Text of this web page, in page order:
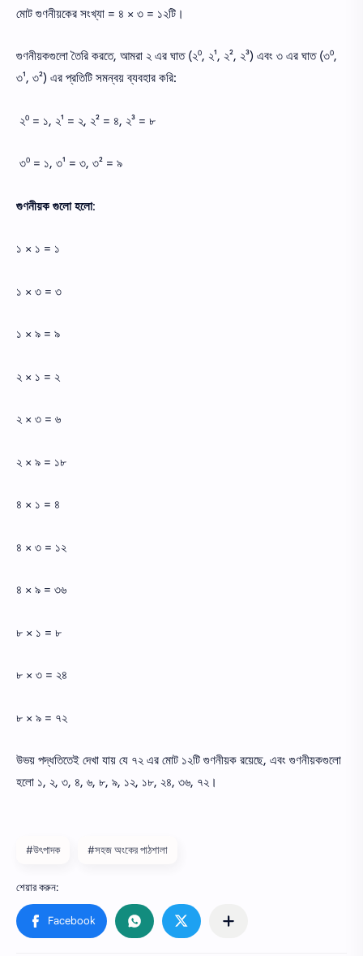
মোট গুণনীয়কের সংখ্যা = ৪ × ৩ = ১২টি।
গুণনীয়কগুলো তৈরি করতে, আমরা ২ এর ঘাত (২⁰, ২¹, ২², ২³) এবং ৩ এর ঘাত (৩⁰,
৩¹, ৩²) এর প্রতিটি সমন্বয় ব্যবহার করি:
২⁰ = ১, ২¹ = ২, ২² = ৪, ২³ = ৮
৩⁰ = ১, ৩¹ = ৩, ৩² = ৯
গুণনীয়ক গুলো হলো:
১ × ১ = ১
১ × ৩ = ৩
১ × ৯ = ৯
২ × ১ = ২
২ × ৩ = ৬
২ × ৯ = ১৮
৪ × ১ = ৪
৪ × ৩ = ১২
৪ × ৯ = ৩৬
৮ × ১ = ৮
৮ × ৩ = ২৪
৮ × ৯ = ৭২
উভয় পদ্ধতিতেই দেখা যায় যে ৭২ এর মোট ১২টি গুণনীয়ক রয়েছে, এবং গুণনীয়কগুলো
হলো ১, ২, ৩, ৪, ৬, ৮, ৯, ১২, ১৮, ২৪, ৩৬, ৭২।
#উৎপাদক #সহজ অংকের পাঠশালা